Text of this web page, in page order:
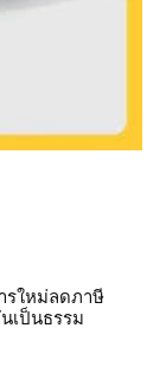
รใหม่ลดภาษี
เป็นธรรม